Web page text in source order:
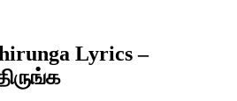
Lyrics –